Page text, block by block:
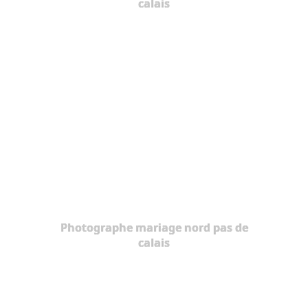
calais
Photographe mariage nord pas de
calais